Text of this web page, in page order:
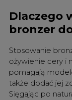
Dlaczego
bronzer
Stosowanie
ożywienie cery i
pomagają
także dodać jej
Sięgając po